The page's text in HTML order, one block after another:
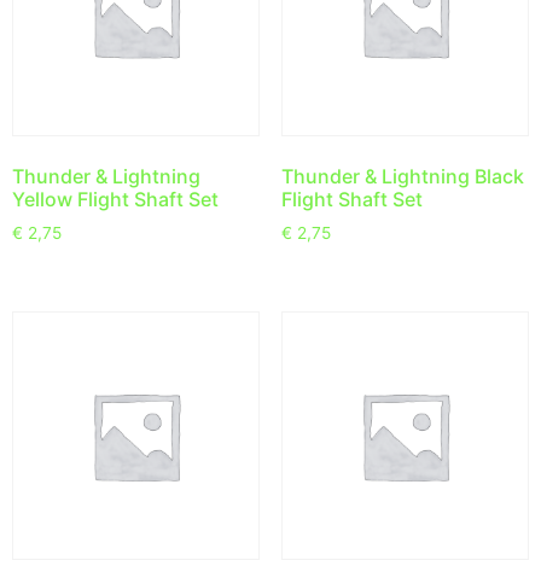
Thunder & Lightning
Yellow Flight Shaft Set
€ 2,75
Thunder & Lightning Black
Flight Shaft Set
€ 2,75